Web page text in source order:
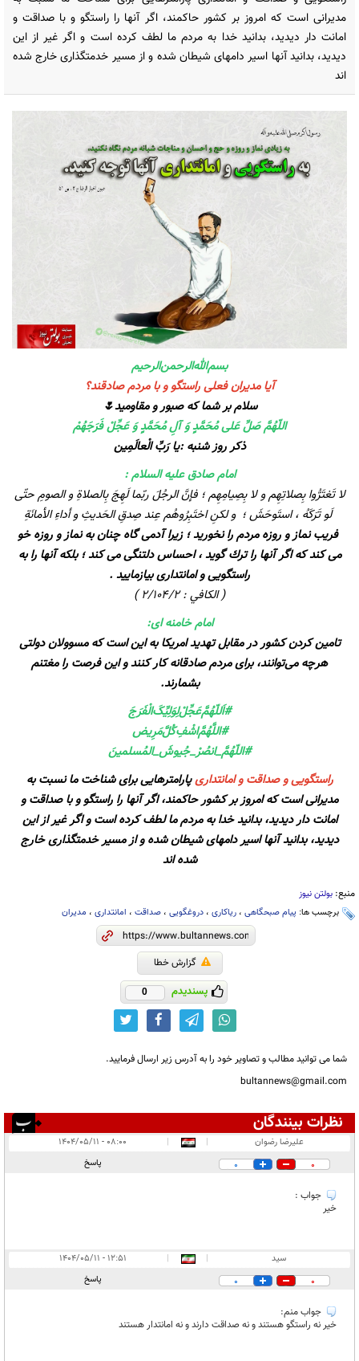
مدیرانی است که امروز بر کشور حاکمند، اگر آنها را راستگو و با صداقت و
امانت دار دیدید، بدانید خدا به مردم ما لطف کرده است و اگر غیر از این
دیدید، بدانید آنها اسیر دامهای شیطان شده و از مسیر خدمتگذاری خارج شده
اند
بسم‌الله‌الرحمن‌الرحیم
آیا مدیران فعلی راستگو و با مردم صادقند؟
سلام‌ بر شما که صبور و مقاومید🌷
اللّهُمَّ صَلِّ عَلی مُحَمَّدٍ وَ آلِ مُحَمَّدٍ وَ عَجِّلْ فَرَجَهُمْ
ذکر روز شنبه :یا رَبِّ الْعالَمِین
امام صادق عليه السلام :
لا تَغتَرُّوا بِصلاتِهِم و لا بِصِيامِهِم ؛ فإنَّ الرجُلَ ربّما لَهِجَ بِالصلاةِ و الصومِ حتّى
لَو تَرَكَهُ ، استَوحَشَ ؛ و لكنِ اختَبِرُوهُم عِند صِدقِ الحَديثِ و أداءِ الأمانَةِ
فريب نماز و روزه مردم را نخوريد ؛ زيرا آدمى گاه چنان به نماز و روزه خو
مى كند كه اگر آنها را ترك گويد ، احساس دلتنگى مى كند ؛ بلكه آنها را به
راستگويى و امانتدارى بيازماييد .
( الكافي : ۲/۱۰۴/۲ )
امام خامنه ای:
تامين كردن كشور در مقابل تهديد امريكا به اين است كه مسوولان دولتى
هرچه مى‌توانند، براى مردم صادقانه كار كنند و اين فرصت را مغتنم
بشمارند.
#اَللّهُمَّ‌عَجِّلْ‌لِوَلِيِّکَ‌الْفَرَجَ
#اللَّهُمَّ‌اشْفِ‌کُلَّ‌مَرِیض
#اللّهُمَّ_انصُرْ_جُيوشَ_المُسلمينَ
راستگویی و صداقت و امانتداریپارامترهایی برای شناخت ما نسبت به
مدیرانی است که امروز بر کشور حاکمند، اگر آنها را راستگو و با صداقت و
امانت دار دیدید، بدانید خدا به مردم ما لطف کرده است و اگر غیر از این
دیدید، بدانید آنها اسیر دامهای شیطان شده و از مسیر خدمتگذاری خارج
شده اند
منبع: بولتن نیوز
برچسب ها: پیام صبحگاهی ، ریاکاری ، دروغگویی ، صداقت ، امانتداری ، مدیران
گزارش خطا
پسندیدم 0
شما می توانید مطالب و تصاویر خود را به آدرس زیر ارسال فرمایید.
bultannews@gmail.com
نظرات بینندگان
۴
در انتظار بررسی:
علیرضا رضوان |
|
۰۸:۰۰ - ۱۴۰۴/۰۵/۱۱
0
0 پاسخ
جواب :
خیر
سید |
|
۱۲:۵۱ - ۱۴۰۴/۰۵/۱۱
0
0 پاسخ
جواب منم:
خیر نه راستگو هستند و نه صداقت دارند و نه امانتدار هستند